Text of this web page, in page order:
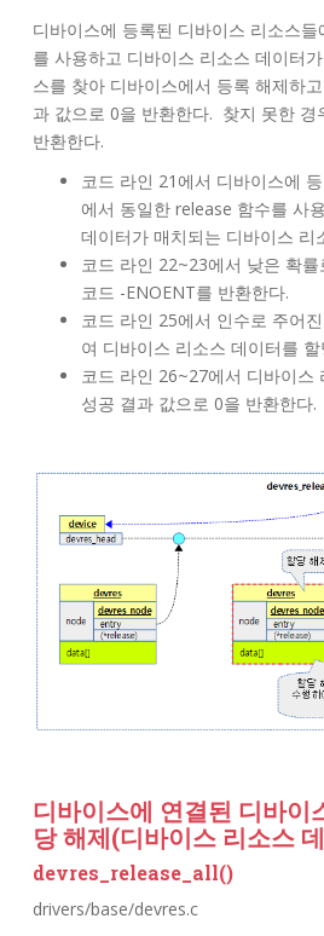
디바이스에 등록된 디바이스 리소스
를 사용하고 디바이스 리소스 데이터
스를 찾아 디바이스에서 등록 해제하
과 값으로 0을 반환한다. 찾지 못한 경
반환한다.
코드 라인 21에서 디바이스에
에서 동일한 release 함수를 사
데이터가 매치되는 디바이스 리
코드 라인 22~23에서 낮은 확
코드 -ENOENT를 반환한다.
코드 라인 25에서 인수로 주어
여 디바이스 리소스 데이터를
코드 라인 26~27에서 디바이스
성공 결과 값으로 0을 반환한다.
디바이스에 연결된 디바이
당 해제(디바이스 리소스
devres_release_all()
drivers/base/devres.c